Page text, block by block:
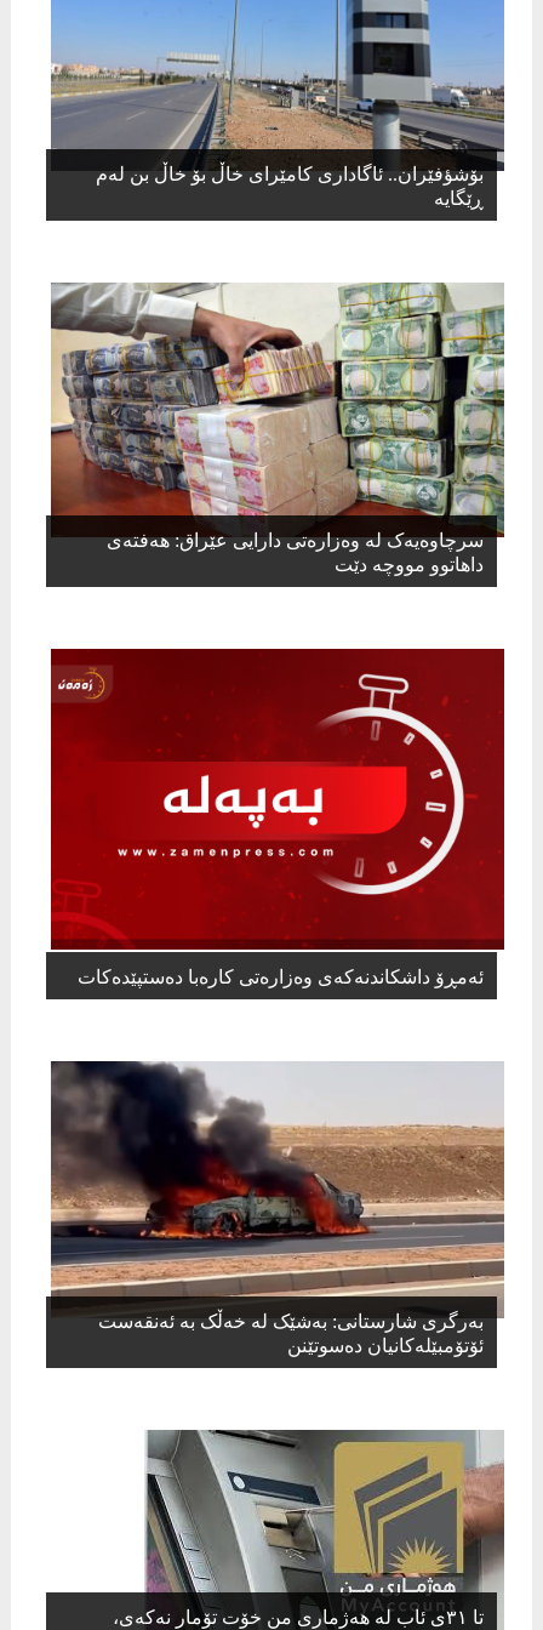
بۆشؤفێران.. ئاگاداری کامێرای خاڵ بۆ خاڵ بن لەم
ڕێگایە
​سرچاوەیەک لە وەزارەتی دارایی عێراق: هەفتەی
داهاتوو مووچە دێت
ئەمڕۆ داشکاندنەکەى وەزارەتى کارەبا دەستپێدەکات
بەرگری شارستانی: بەشێک لە خەڵک بە ئەنقەست
ئۆتۆمبێلەکانیان دەسوتێنن
تا ٣١ی ئاب لە هەژماری من خۆت تۆمار نەکەی،